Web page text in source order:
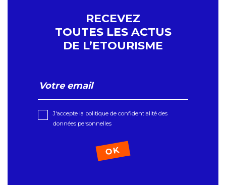
RECEVEZ
TOUTES LES ACTUS
DE L’ETOURISME
J'accepte la politique de confidentialité des
données personnelles